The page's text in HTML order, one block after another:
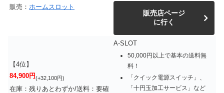
販売： ホームスロット
販売店ページ
に行く
【4位】
84,900円(+32,100円)
在庫：残りあとわずか/送料：要確
A-SLOT
50,000円以上で基本の送料無
料！
「クイック電源スイッチ」、
「十円玉加工サービス」など